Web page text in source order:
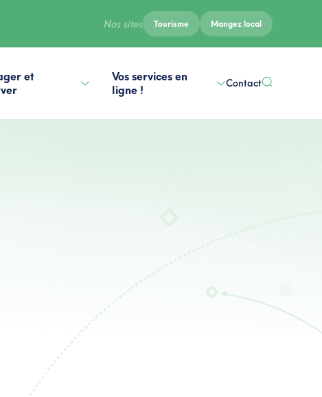
Nos sites Tourisme Mangez local
et
Vos services en
ligne !
Contact